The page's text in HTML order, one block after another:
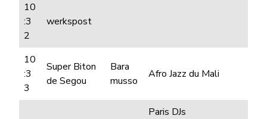
10
:3
2
werkspost
10
:3
3
Super Biton
de Segou
Bara
musso
Afro Jazz du Mali
Paris DJs